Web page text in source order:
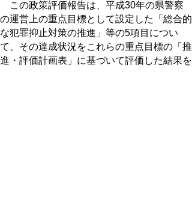
この政策評価報告は、平成30年の県警察
の運営上の重点目標として設定した「総合的
な犯罪抑止対策の推進」等の5項目につい
て、その達成状況をこれらの重点目標の「推
進・評価計画表」に基づいて評価した結果を